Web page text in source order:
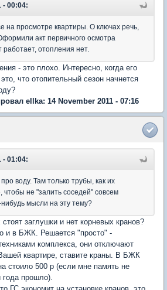
- 00:04:
на просмотре квартиры. О ключах речь,
акт первичного осмотра
отопления нет.
- это плохо. Интересно, когда его
что отопительный сезон начнется
ellka: 14 November 2011 - 07:16
- 01:04:
воду. Там только трубы, как их
чтобы не "залить соседей" совсем
мысли на эту тему?
заглушки и нет корневых кранов?
и в БЖК. Решается "просто" -
комплекса, они отключают
квартире, ставите краны. В БЖК
стоило 500 р (если мне память не
года прошло).